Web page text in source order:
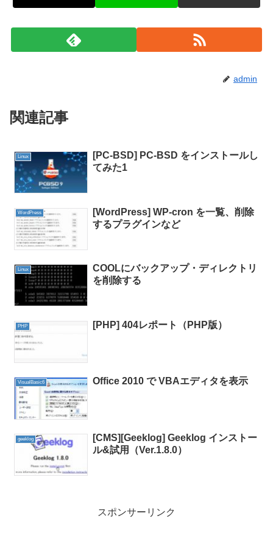
admin
関連記事
Linux
[PC-BSD] PC-BSD をインストールし
てみた1
WordPress
[WordPress] WP-cron を一覧、削除
するプラグインなど
Linux
COOLにバックアップ・ディレクトリ
を削除する
PHP [PHP] 404レポート（PHP版）
VisualBasic6 Office 2010 で VBAエディタを表示
geeklog
[CMS][Geeklog] Geeklog インストー
ル&試用（Ver.1.8.0）
スポンサーリンク